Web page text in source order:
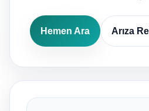
Hemen Ara Arıza